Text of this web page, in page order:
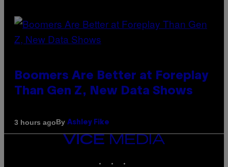
Boomers Are Better at Foreplay
Than Gen Z, New Data Shows
3 hours agoBy Ashley Fike
VICE
MEDIA